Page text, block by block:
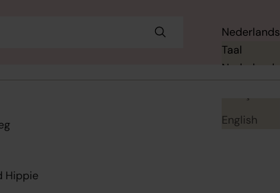
Nederlands
Taal
Nederlands
English
Hippie